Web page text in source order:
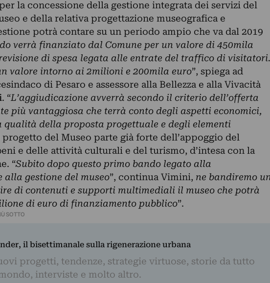
la concessione della gestione integrata dei servizi del
e della relativa progettazione museografica e
potrà contare su un periodo ampio che va dal 2019
verrà finanziato dal Comune per un valore di 450mila
di spesa legata alle entrate del traffico di visitatori.
valore intorno ai 2milioni e 200mila euro”, spiega ad
di Pesaro e assessore alla Bellezza e alla Vivacità
. “L’aggiudicazione avverrà secondo il criterio dell’offerta
più vantaggiosa che terrà conto degli aspetti economici,
qualità della proposta progettuale e degli elementi
progetto del Museo parte già forte dell’appoggio del
e delle attività culturali e del turismo, d’intesa con la
“Subito dopo questo primo bando legato alla
alla gestione del museo”, continua Vimini, ne bandiremo
di contenuti e supporti multimediali il museo che potrà
di euro di finanziamento pubblico”.
SOTTO
il bisettimanale sulla rigenerazione urbana
progetti, tendenze, strategie virtuose, storie da tutto
interviste e molto altro.